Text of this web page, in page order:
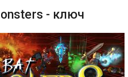
- ключ